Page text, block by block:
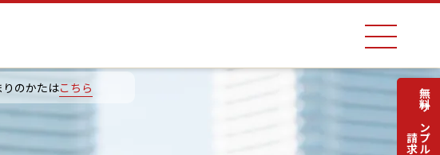
のかたはこちら 無料サンプル
請求